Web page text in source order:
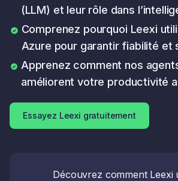
(LLM) et leur rôle dans
Comprenez pourquoi Leexi
Azure pour garantir fiabilité et
Apprenez comment nos
améliorent votre productivité
Essayez Leexi gratuitement
Découvrez comment Leexi